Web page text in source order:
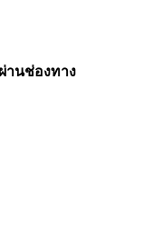
านช่องทาง